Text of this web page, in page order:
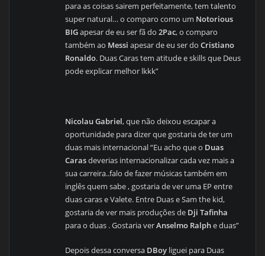
para as coisas sairem perfeitamente, tem talento
super natural… o comparo como um Notorious
BIGapesar de eu ser fã do2Pac, o comparo
também ao Messi apesar de eu ser doCristiano
Ronaldo. Duas Caras tem atitude e skills que Deus
pode explicar melhor lkkk”
Nicolau Gabriel, que não deixou escapar a
oportunidade para dizer que gostaria de ter um
duas mais internacional “Eu acho que o Duas
Carasdeverias internacionalizar cada vez mais a
sua carreira..falo de fazer músicas também em
inglês quem sabe , gostaria de ver uma EP entre
duas caras e Valete. Entre Duas e Sam the kid,
gostaria de ver mais produções de Dji Tafinha
para o duas . Gostaria verAnselmo Ralphe duas”
Depois dessa conversa DBoy liguei para Duas